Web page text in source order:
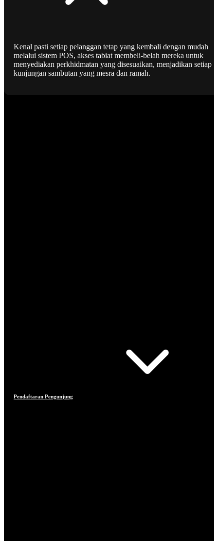
Kenal pasti setiap pelanggan tetap yang kembali dengan mudah
melalui sistem POS, akses tabiat membeli-belah mereka untuk
menyediakan perkhidmatan yang disesuaikan, menjadikan setiap
kunjungan sambutan yang mesra dan ramah.
Pendaftaran Pengunjung